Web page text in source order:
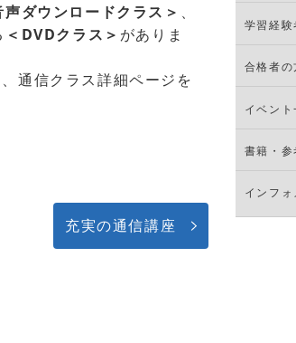
ダウンロードクラス＞ 、
＜DVDクラス＞ がありま
通信クラス詳細ページを
充実の通信講座
学習経験
合格者の
イベント
書籍・
インフ